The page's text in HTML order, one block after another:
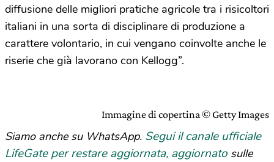
diffusione delle migliori pratiche agricole tra i risicoltori
italiani in una sorta di disciplinare di produzione a
carattere volontario, in cui vengano coinvolte anche le
riserie che già lavorano con Kellogg”.
Immagine di copertina © Getty Images
Siamo anche su WhatsApp. Segui il canale ufficiale
LifeGate per restare aggiornata, aggiornato sulle